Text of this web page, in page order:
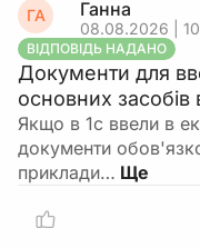
ГА Ганна
08.08.2026 |
ВІДПОВІДЬ НАДАНО
Документи для
основних засобів
Якщо в 1с ввели в
документи
приклади…